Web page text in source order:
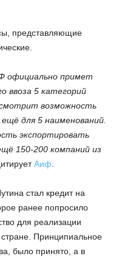
представляющие
официально примет
ввоза 5 категорий
возможность
для 5 наименований.
экспортировать
150-200 компаний из
Аиф
стал кредит на
ранее попросило
для реализации
Принципиальное
было принято, а в